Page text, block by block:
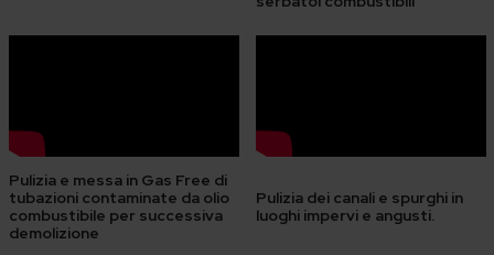
Pulizia e messa in Gas Free di
tubazioni contaminate da olio
combustibile per successiva
demolizione
Pulizia dei canali e spurghi in
luoghi impervi e angusti.